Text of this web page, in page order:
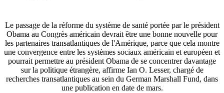
Le passage de la réforme du système de santé portée par le président
Obama au Congrès américain devrait être une bonne nouvelle pour
les partenaires transatlantiques de l'Amérique, parce que cela montre
une convergence entre les systèmes sociaux américain et européen et
pourrait permettre au président Obama de se concentrer davantage
sur la politique étrangère, affirme Ian O. Lesser, chargé de
recherches transatlantiques au sein du German Marshall Fund, dans
une publication en date de mars.